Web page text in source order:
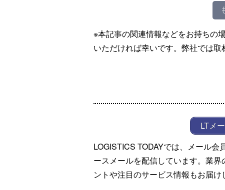
※本記事の関連情報などをお持ちの
いただければ幸いです。弊社では取
LTメ
LOGISTICS TODAYでは、メール
ースメールを配信しています。業
ントや注目のサービス情報もお届け